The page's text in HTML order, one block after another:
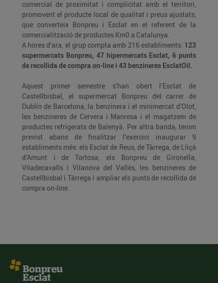
comercial de proximitat i complicitat amb el territori,
promovent el producte local de qualitat i preus ajustats,
que converteix Bonpreu i Esclat en el referent de la
comercialització de productes Km0 a Catalunya.
A hores d’ara, el grup compta amb 216 establiments: 123
supermercats Bonpreu, 47 hipermercats Esclat, 6 punts
de recollida de compra on-line i 43 benzineres EsclatOil.
Aquest primer semestre s’han obert l’Esclat de
Castellbisbal, el supermercat Bonpreu del carrer de
Dublín de Barcelona, la benzinera i el minimercat d’Olot,
les benzineres de Cervera i Manresa i el magatzem de
productes refrigerats de Balenyà. Per altra banda, tenim
previst abans de finalitzar l’exercici inaugurar 9
establiments més: els Esclat de Reus, de Tàrrega, de Lliçà
d’Amunt i de Tortosa, els Bonpreu de Gironella,
Viladecavalls i Vilanova del Vallès, les benzineres de
Castellbisbal i Tàrrega i ampliar els punts de recollida de
compra on-line.